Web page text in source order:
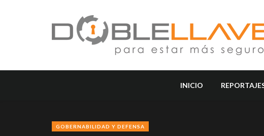
INICIO
GOBERNABILIDAD Y DEFENSA